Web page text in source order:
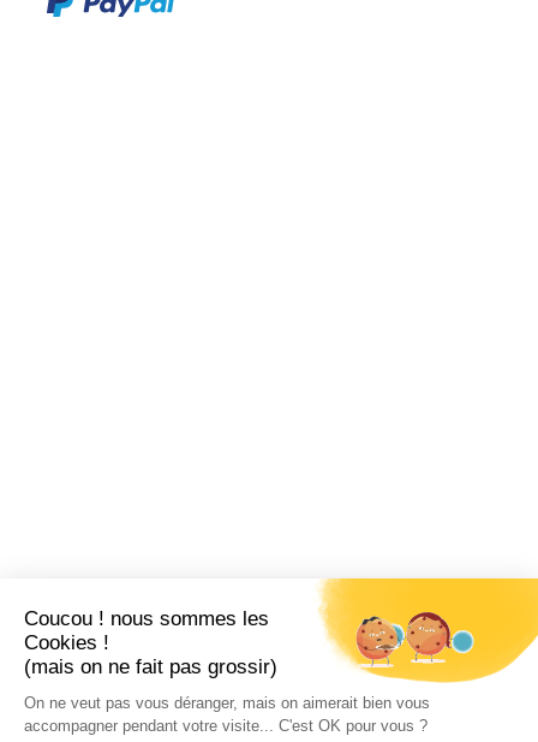
Coucou ! nous sommes les
Cookies !
(mais on ne fait pas grossir)
On ne veut pas vous déranger, mais on aimerait bien vous
accompagner pendant votre visite... C'est OK pour vous ?